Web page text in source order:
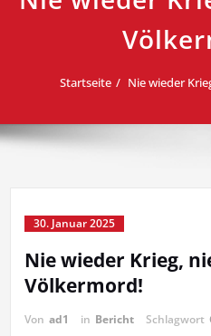
Startseite Nie wieder
30. Januar 2025
Nie wieder Krieg,
Völkermord!
Von ad1 in Bericht Schlagwort